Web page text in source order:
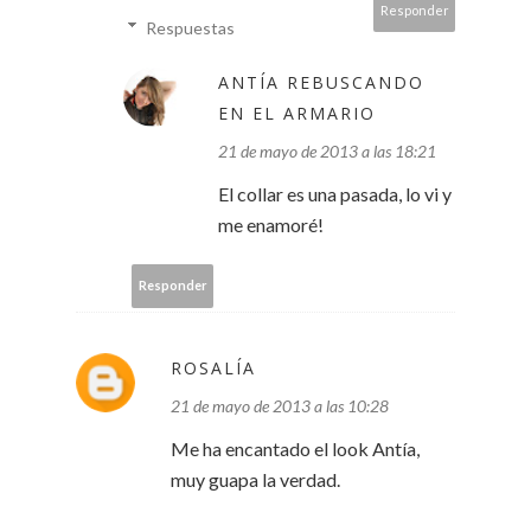
Responder
Respuestas
ANTÍA REBUSCANDO
EN EL ARMARIO
21 de mayo de 2013 a las 18:21
El collar es una pasada, lo vi y
me enamoré!
Responder
ROSALÍA
21 de mayo de 2013 a las 10:28
Me ha encantado el look Antía,
muy guapa la verdad.